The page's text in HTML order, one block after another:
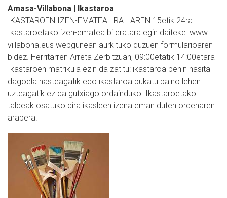
Amasa-Villabona | Ikastaroa
IKASTAROEN IZEN-EMATEA: IRAILAREN 15etik 24ra
Ikastaroetako izen-ematea bi eratara egin daiteke: www.
villabona.eus webgunean aurkituko duzuen formularioaren
bidez. Herritarren Arreta Zerbitzuan, 09:00etatik 14:00etara
Ikastaroen matrikula ezin da zatitu: ikastaroa behin hasita
dagoela hasteagatik edo ikastaroa bukatu baino lehen
uzteagatik ez da gutxiago ordainduko. Ikastaroetako
taldeak osatuko dira ikasleen izena eman duten ordenaren
arabera.